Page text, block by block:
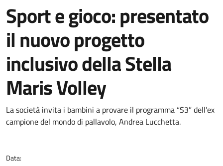
Sport e gioco: presentato
il nuovo progetto
inclusivo della Stella
Maris Volley
Dettagli della notizia
La società invita i bambini a provare il programma “S3” dell’ex
campione del mondo di pallavolo, Andrea Lucchetta.
Data: